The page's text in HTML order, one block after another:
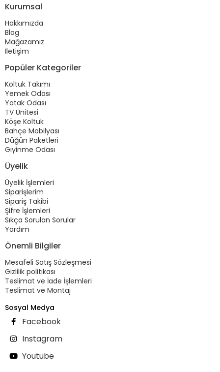
Kurumsal
Hakkımızda
Blog
Mağazamız
İletişim
Popüler Kategoriler
Koltuk Takımı
Yemek Odası
Yatak Odası
TV Ünitesi
Köşe Koltuk
Bahçe Mobilyası
Düğün Paketleri
Giyinme Odası
Üyelik
Üyelik İşlemleri
Siparişlerim
Sipariş Takibi
Şifre İşlemleri
Sıkça Sorulan Sorular
Yardım
Önemli Bilgiler
Mesafeli Satış Sözleşmesi
Gizlilik politikası
Teslimat ve İade İşlemleri
Teslimat ve Montaj
Sosyal Medya
Facebook
Instagram
Youtube